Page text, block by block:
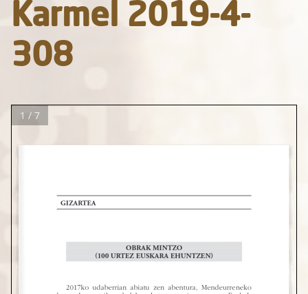
Karmel 2019-4-
308
1 / 7